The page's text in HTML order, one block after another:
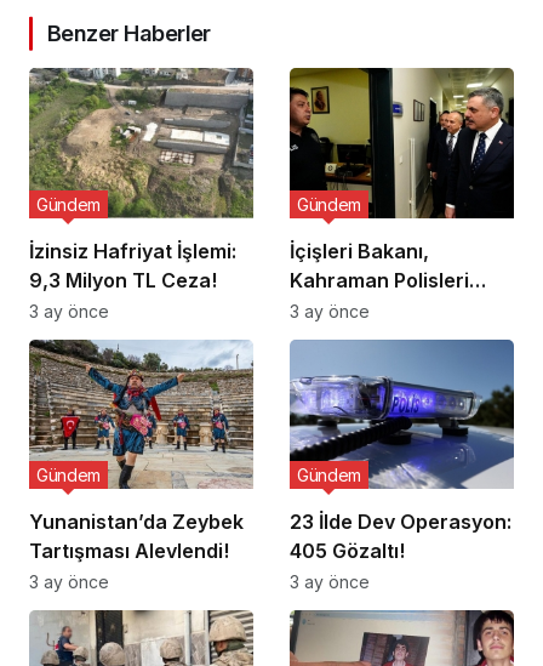
Benzer Haberler
İzinsiz Hafriyat İşlemi:
9,3 Milyon TL Ceza!
Gündem
3 ay önce
İçişleri Bakanı,
Kahraman Polisleri
Ziyaret Etti
Gündem
3 ay önce
Yunanistan’da Zeybek
Tartışması Alevlendi!
Gündem
3 ay önce
23 İlde Dev Operasyon:
405 Gözaltı!
Gündem
3 ay önce